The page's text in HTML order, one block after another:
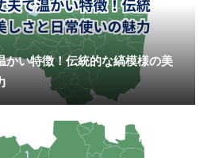
かい特徴！伝統的な縞模様の美